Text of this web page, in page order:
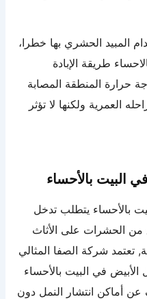
المبيد الحشري بها خطرا،
طريقة الإبادة
حرارة المنطقة المصابة
العمرية ولكنها لا تؤثر
البيت بالأحساء
بالأحساء يتطلب تدخل
الحشرات على الأثاث
تعتمد شركة الصفا المثالي
في البيت بالأحساء
أماكن انتشار النمل دون